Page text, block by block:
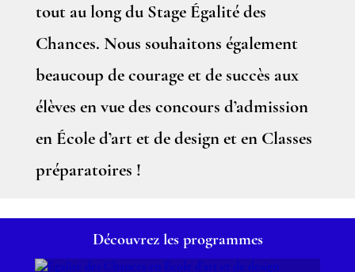
tout au long du Stage Égalité des
Chances. Nous souhaitons également
beaucoup de courage et de succès aux
élèves en vue des concours d’admission
en École d’art et de design et en Classes
préparatoires !
Découvrez les programmes